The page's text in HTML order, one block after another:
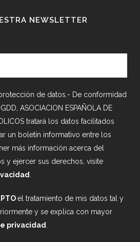
NEWSLETTER
de datos.- De conformidad
ASOCIACION ESPAÑOLA DE
tratará los datos facilitados
un boletín informativo entre los
más información acerca del
y ejercer sus derechos, visite
el tratamiento de mis datos tal y
y se explica con mayor
privacidad